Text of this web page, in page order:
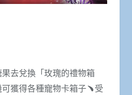
去兌換「玫瑰的禮物箱
獲得各種寵物卡箱子﹅受